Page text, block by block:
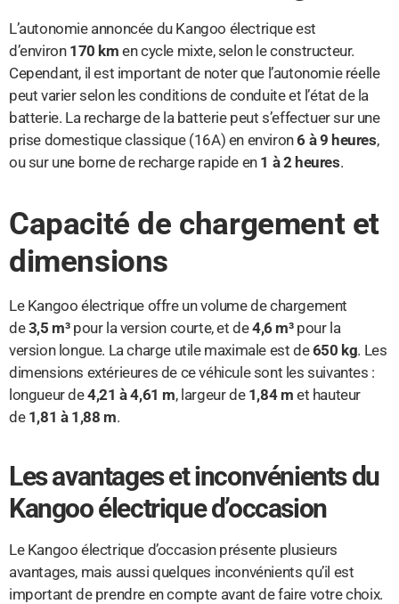
L’autonomie annoncée du Kangoo électrique est
d’environ 170 km en cycle mixte, selon le constructeur.
Cependant, il est important de noter que l’autonomie réelle
peut varier selon les conditions de conduite et l’état de la
batterie. La recharge de la batterie peut s’effectuer sur une
prise domestique classique (16A) en environ6 à 9 heures,
ou sur une borne de recharge rapide en 1 à 2 heures.
Capacité de chargement et
dimensions
Le Kangoo électrique offre un volume de chargement
de3,5 m³pour la version courte, et de4,6 m³pour la
version longue. La charge utile maximale est de650 kg. Les
dimensions extérieures de ce véhicule sont les suivantes :
longueur de4,21 à 4,61 m, largeur de 1,84 m et hauteur
de 1,81 à 1,88 m.
Les avantages et inconvénients du
Kangoo électrique d’occasion
Le Kangoo électrique d’occasion présente plusieurs
avantages, mais aussi quelques inconvénients qu’il est
important de prendre en compte avant de faire votre choix.